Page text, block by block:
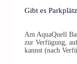
Gibt es
Am AquaQuell
zur Verfügung,
kannst (nach